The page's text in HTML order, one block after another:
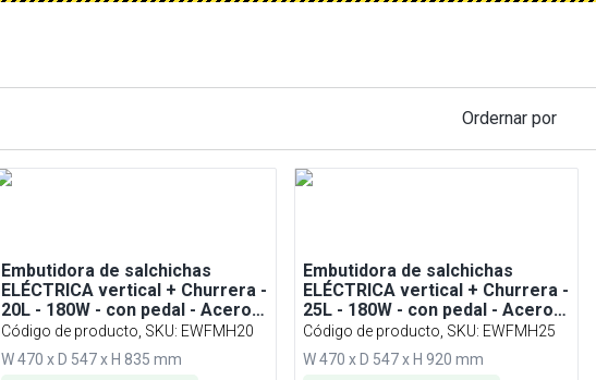
Ordernar por
Embutidora de salchichas
ELÉCTRICA vertical + Churrera -
20L - 180W - con pedal - Acero
inoxidable - con 4 tubos de
embutición y 3 boquillas para
churros
Código de producto, SKU: EWFMH20
W 470 x D 547 x H 835 mm
Embutidora de salchichas
ELÉCTRICA vertical + Churrera -
25L - 180W - con pedal - Acero
inoxidable - con 4 tubos de
embutición y 3 boquillas para
churros
Código de producto, SKU: EWFMH25
W 470 x D 547 x H 920 mm